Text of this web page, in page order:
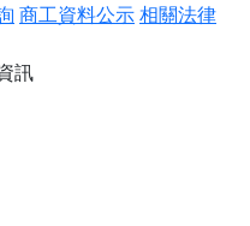
商工資料公示相關法律
訊